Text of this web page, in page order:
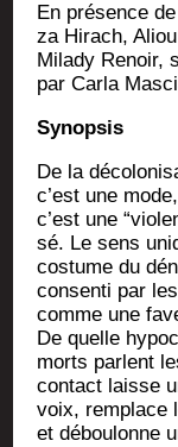
En pré­sence
za Hirach,
Mila­dy Renoir,
par Car­la
Synop­sis
De la
c’est une
c’est une
sé. Le sens
cos­tume du
consen­ti par
comme une
De quelle
morts parlent
contact laisse
voix, rem­place
et débou­lonne